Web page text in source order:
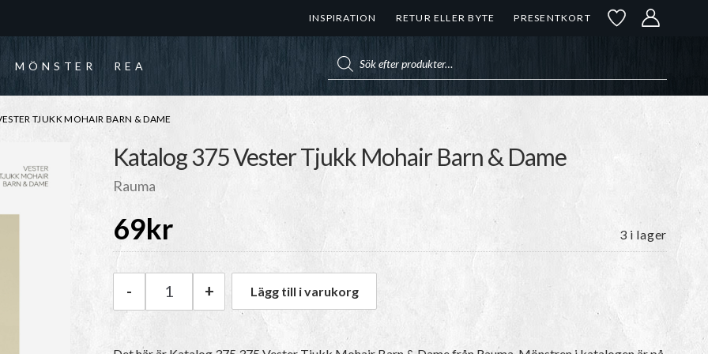
INSPIRATION RETUR ELLER BYTE PRESENTKORT
MÖNSTER REA
TJUKK MOHAIR BARN & DAME
Katalog 375 Vester Tjukk Mohair Barn & Dame
Rauma
69kr 3 i lager
Rauma Katalog 375 Vester Tjukk Mohair Barn & Dame mängd
- + Lägg till i varukorg